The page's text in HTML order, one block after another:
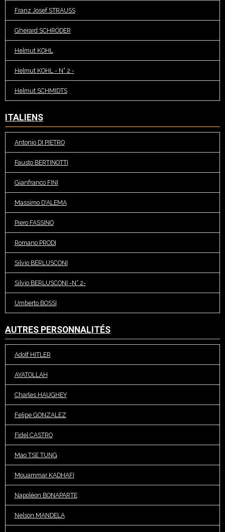
Franz Josef STRAUSS
Gherard SCHRÖDER
Helmut KOHL
Helmut KOHL - N° 2 -
Helmut SCHMIDTS
ITALIENS
Antonio DI PIETRO
Fausto BERTINOTTI
Gianfranco FINI
Massimo D'ALEMA
Piero FASSINO
Romano PRODI
Silvio BERLUSCONI
Silvio BERLUSCONI -N° 2-
Umberto BOSSI
AUTRES PERSONNALITÉS
Adolf HITLER
AYATOLLAH
Charles HAUGHEY
Felipe GONZALEZ
Fidel CASTRO
Mao TSE TUNG
Mouammar KADHAFI
Napoléon BONAPARTE
Nelson MANDELA